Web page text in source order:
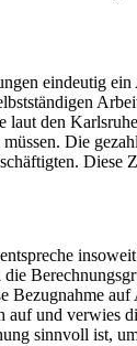
eindeutig
den
Die
auf und verwies
sinnvoll ist,